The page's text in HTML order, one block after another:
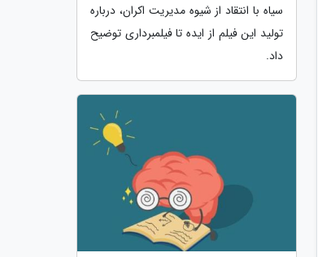
سیاه با انتقاد از شیوه مدیریت اکران، درباره
تولید این فیلم از ایده تا فیلمبرداری توضیح
داد.